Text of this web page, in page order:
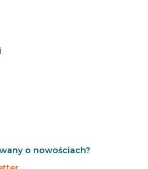
o nowościach?